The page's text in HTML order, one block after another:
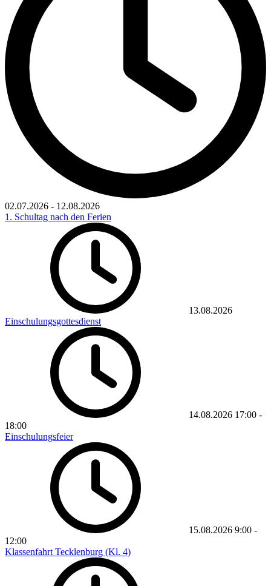
02.07.2026 - 12.08.2026
1. Schultag nach den Ferien
13.08.2026
Einschulungsgottesdienst
14.08.2026 17:00 -
18:00
Einschulungsfeier
15.08.2026 9:00 -
12:00
Klassenfahrt Tecklenburg (Kl. 4)